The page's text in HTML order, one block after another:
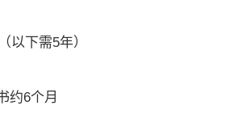
以下需5年）
约6个月